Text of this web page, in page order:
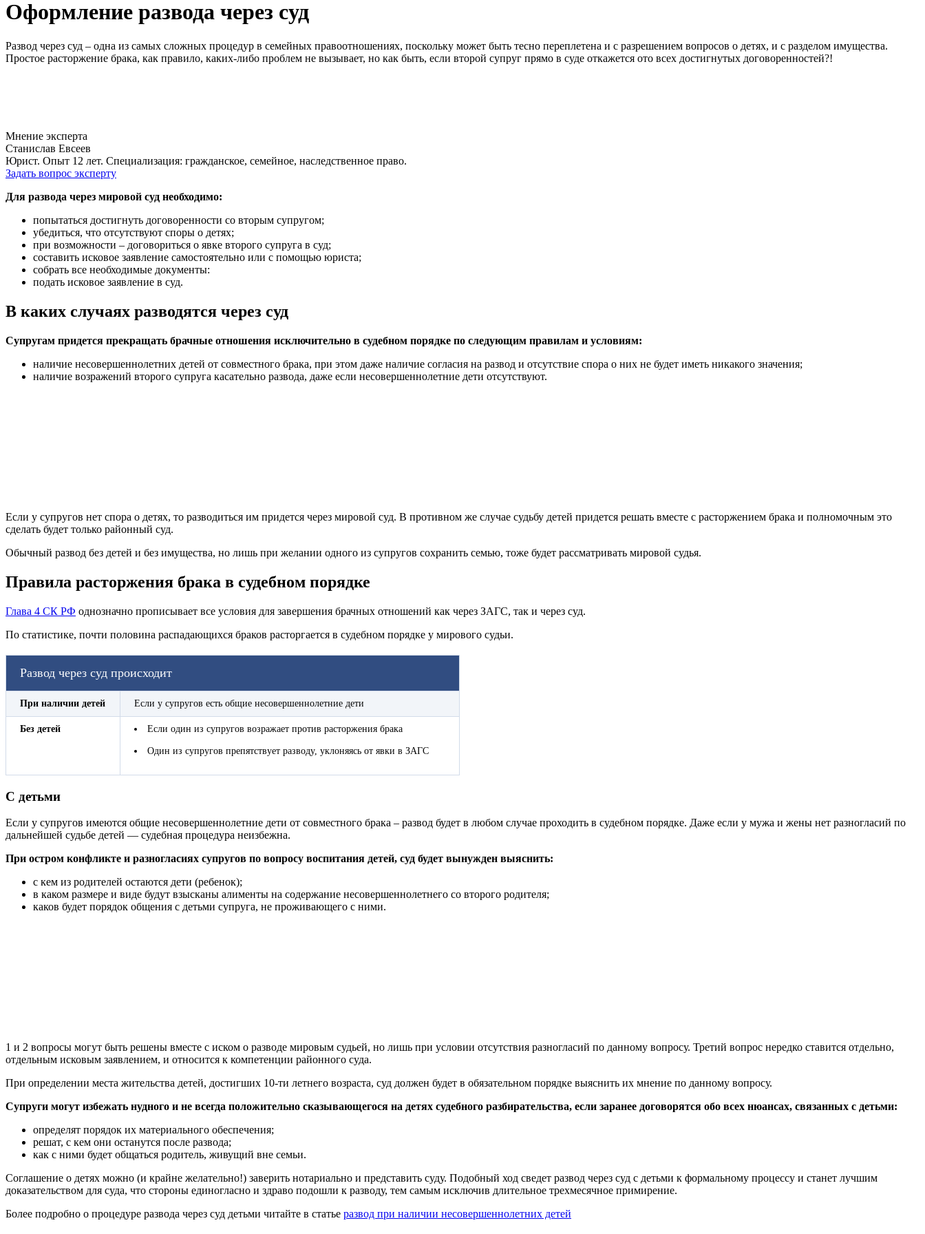
Оформление развода через суд
Развод через суд – одна из самых сложных процедур в семейных правоотношениях, поскольку может быть тесно переплетена и с разрешением вопросов о детях, и с разделом имущества.
Простое расторжение брака, как правило, каких-либо проблем не вызывает, но как быть, если второй супруг прямо в суде откажется ото всех достигнутых договоренностей?!
Мнение эксперта
Станислав Евсеев
Юрист. Опыт 12 лет. Специализация: гражданское, семейное, наследственное право.
Задать вопрос эксперту
Для развода через мировой суд необходимо:
попытаться достигнуть договоренности со вторым супругом;
убедиться, что отсутствуют споры о детях;
при возможности – договориться о явке второго супруга в суд;
составить исковое заявление самостоятельно или с помощью юриста;
собрать все необходимые документы:
подать исковое заявление в суд.
В каких случаях разводятся через суд
Супругам придется прекращать брачные отношения исключительно в судебном порядке по следующим правилам и условиям:
наличие несовершеннолетних детей от совместного брака, при этом даже наличие согласия на развод и отсутствие спора о них не будет иметь никакого значения;
наличие возражений второго супруга касательно развода, даже если несовершеннолетние дети отсутствуют.
Если у супругов нет спора о детях, то разводиться им придется через мировой суд. В противном же случае судьбу детей придется решать вместе с расторжением брака и полномочным это
сделать будет только районный суд.
Обычный развод без детей и без имущества, но лишь при желании одного из супругов сохранить семью, тоже будет рассматривать мировой судья.
Правила расторжения брака в судебном порядке
Глава 4 СК РФ однозначно прописывает все условия для завершения брачных отношений как через ЗАГС, так и через суд.
По статистике, почти половина распадающихся браков расторгается в судебном порядке у мирового судьи.
Развод через суд происходит
При наличии детей Если у супругов есть общие несовершеннолетние дети
Без детей Если один из супругов возражает против расторжения брака
Один из супругов препятствует разводу, уклоняясь от явки в ЗАГС
С детьми
Если у супругов имеются общие несовершеннолетние дети от совместного брака – развод будет в любом случае проходить в судебном порядке. Даже если у мужа и жены нет разногласий по
дальнейшей судьбе детей — судебная процедура неизбежна.
При остром конфликте и разногласиях супругов по вопросу воспитания детей, суд будет вынужден выяснить:
с кем из родителей остаются дети (ребенок);
в каком размере и виде будут взысканы алименты на содержание несовершеннолетнего со второго родителя;
каков будет порядок общения с детьми супруга, не проживающего с ними.
1 и 2 вопросы могут быть решены вместе с иском о разводе мировым судьей, но лишь при условии отсутствия разногласий по данному вопросу. Третий вопрос нередко ставится отдельно,
отдельным исковым заявлением, и относится к компетенции районного суда.
При определении места жительства детей, достигших 10-ти летнего возраста, суд должен будет в обязательном порядке выяснить их мнение по данному вопросу.
Супруги могут избежать нудного и не всегда положительно сказывающегося на детях судебного разбирательства, если заранее договорятся обо всех нюансах, связанных с детьми:
определят порядок их материального обеспечения;
решат, с кем они останутся после развода;
как с ними будет общаться родитель, живущий вне семьи.
Соглашение о детях можно (и крайне желательно!) заверить нотариально и представить суду. Подобный ход сведет развод через суд с детьми к формальному процессу и станет лучшим
доказательством для суда, что стороны единогласно и здраво подошли к разводу, тем самым исключив длительное трехмесячное примирение.
Более подробно о процедуре развода через суд детьми читайте в статье развод при наличии несовершеннолетних детей